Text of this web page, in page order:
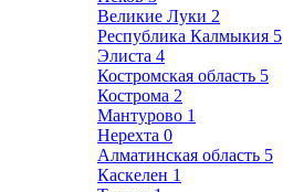
Великие Луки 2
Республика Калмыкия 5
Элиста 4
Костромская область 5
Кострома 2
Мантурово 1
Нерехта 0
Алматинская область 5
Каскелен 1